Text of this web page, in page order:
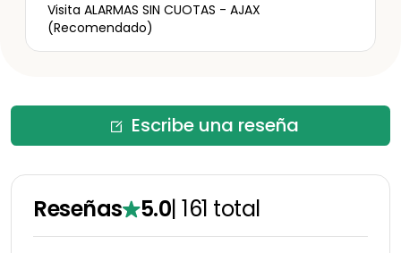
Visita ALARMAS SIN CUOTAS - AJAX
(Recomendado)
Escribe una reseña
Reseñas 5.0|161 total